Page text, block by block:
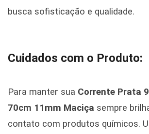
busca sofisticação e qualidade.
Cuidados com o Produto:
Para manter sua Corrente Prata
70cm 11mm Maciça sempre
contato com produtos químicos.